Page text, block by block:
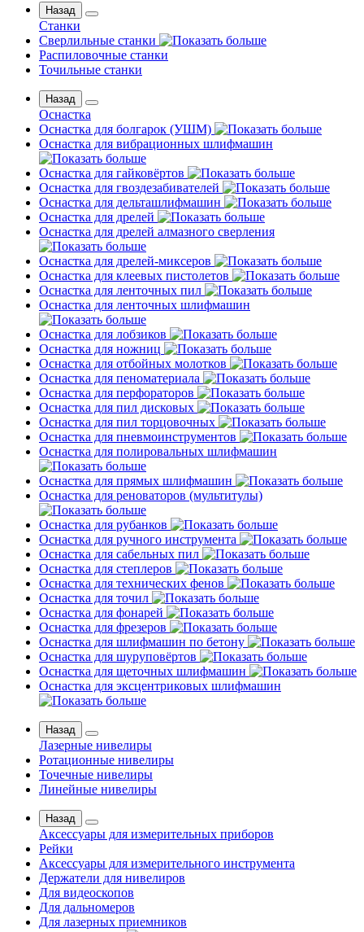
Назад
Станки
Сверлильные станки
Распиловочные станки
Точильные станки
Назад
Оснастка
Оснастка для болгарок (УШМ)
Оснастка для вибрационных шлифмашин
Оснастка для гайковёртов
Оснастка для гвоздезабивателей
Оснастка для дельташлифмашин
Оснастка для дрелей
Оснастка для дрелей алмазного сверления
Оснастка для дрелей-миксеров
Оснастка для клеевых пистолетов
Оснастка для ленточных пил
Оснастка для ленточных шлифмашин
Оснастка для лобзиков
Оснастка для ножниц
Оснастка для отбойных молотков
Оснастка для пеноматериала
Оснастка для перфораторов
Оснастка для пил дисковых
Оснастка для пил торцовочных
Оснастка для пневмоинструментов
Оснастка для полировальных шлифмашин
Оснастка для прямых шлифмашин
Оснастка для реноваторов (мультитулы)
Оснастка для рубанков
Оснастка для ручного инструмента
Оснастка для сабельных пил
Оснастка для степлеров
Оснастка для технических фенов
Оснастка для точил
Оснастка для фонарей
Оснастка для фрезеров
Оснастка для шлифмашин по бетону
Оснастка для шуруповёртов
Оснастка для щеточных шлифмашин
Оснастка для эксцентриковых шлифмашин
Назад
Лазерные нивелиры
Ротационные нивелиры
Точечные нивелиры
Линейные нивелиры
Назад
Аксессуары для измерительных приборов
Рейки
Аксессуары для измерительного инструмента
Держатели для нивелиров
Для видеоскопов
Для дальномеров
Для лазерных приемников